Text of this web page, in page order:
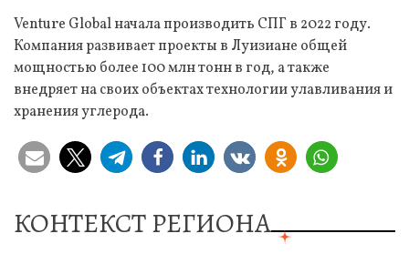
Venture Global начала производить СПГ в 2022 году.
Компания развивает проекты в Луизиане общей
мощностью более 100 млн тонн в год, а также
внедряет на своих объектах технологии улавливания и
хранения углерода.
КОНТЕКСТ РЕГИОНА